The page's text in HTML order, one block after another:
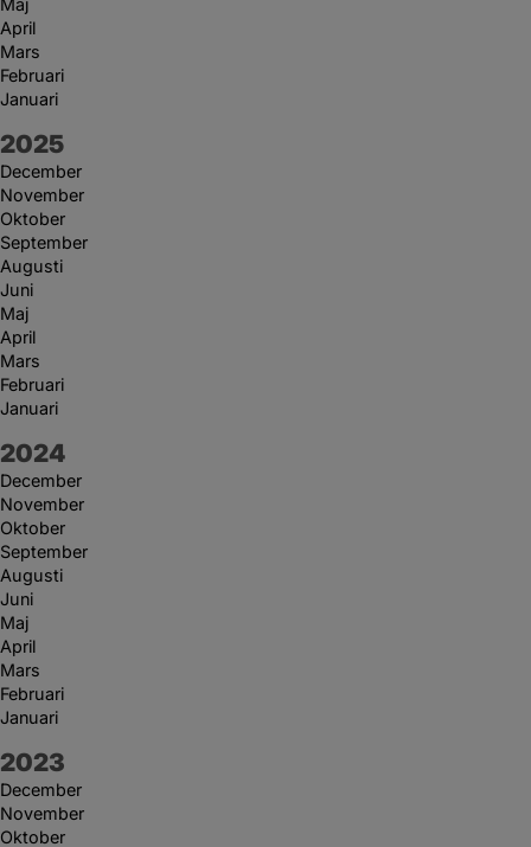
April
Mars
Februari
Januari
År:
2025
December
November
Oktober
September
Augusti
Juni
Maj
April
Mars
Februari
Januari
År:
2024
December
November
Oktober
September
Augusti
Juni
Maj
April
Mars
Februari
Januari
År:
2023
December
November
Oktober